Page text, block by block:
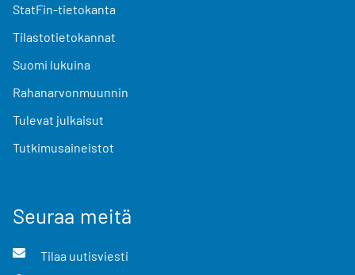
StatFin-tietokanta
Tilastotietokannat
Suomi lukuina
Rahanarvonmuunnin
Tulevat julkaisut
Tutkimusaineistot
Seuraa meitä
Tilaa uutisviesti